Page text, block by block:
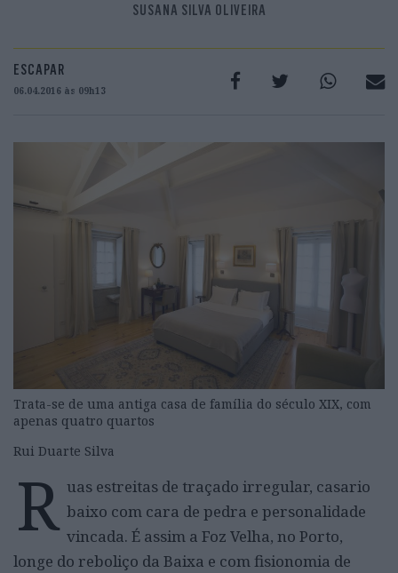
SUSANA SILVA OLIVEIRA
ESCAPAR
06.04.2016 às 09h13
Trata-se de uma antiga casa de família do século XIX, com
apenas quatro quartos
Rui Duarte Silva
R uas estreitas de traçado irregular, casario
baixo com cara de pedra e personalidade
vincada. É assim a Foz Velha, no Porto,
longe do reboliço da Baixa e com fisionomia de